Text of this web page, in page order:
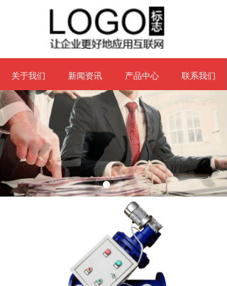
关于我们 新闻资讯 产品中心 联系我们